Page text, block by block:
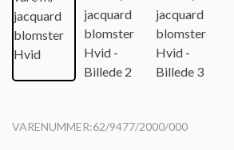
VARENUMMER:62/9477/2000/000